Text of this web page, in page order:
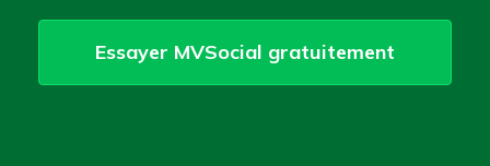
Essayer MVSocial gratuitement